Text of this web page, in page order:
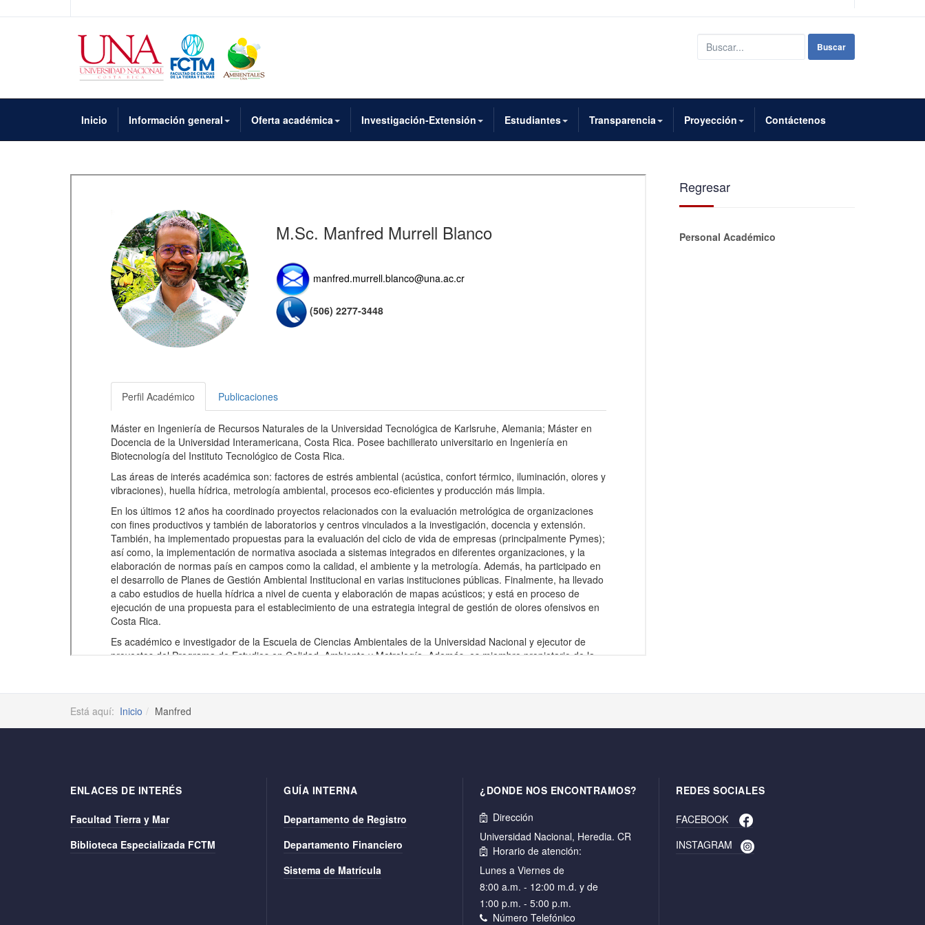
Buscar... Buscar
Inicio Información general Oferta académica Investigación-Extensión Estudiantes Transparencia Proyección Contáctenos
Regresar
Personal Académico
Está aquí: Inicio Manfred
ENLACES DE INTERÉS
Facultad Tierra y Mar
Biblioteca Especializada FCTM
GUÍA INTERNA
Departamento de Registro
Departamento Financiero
Sistema de Matrícula
¿DONDE NOS ENCONTRAMOS?
Dirección
Universidad Nacional, Heredia. CR
Horario de atención:
Lunes a Viernes de
8:00 a.m. - 12:00 m.d. y de
1:00 p.m. - 5:00 p.m.
Número Telefónico
REDES SOCIALES
FACEBOOK
INSTAGRAM